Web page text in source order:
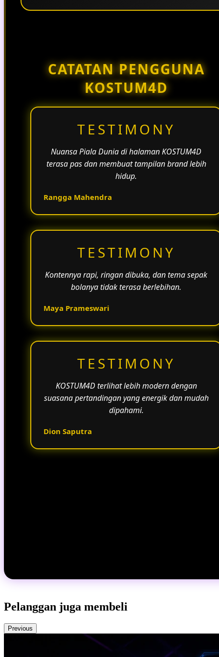
CATATAN PENGGUNA
KOSTUM4D
TESTIMONY
Nuansa Piala Dunia di halaman KOSTUM4D
terasa pas dan membuat tampilan brand lebih
hidup.
Rangga Mahendra
TESTIMONY
Kontennya rapi, ringan dibuka, dan tema sepak
bolanya tidak terasa berlebihan.
Maya Prameswari
TESTIMONY
KOSTUM4D terlihat lebih modern dengan
suasana pertandingan yang energik dan mudah
dipahami.
Dion Saputra
Pelanggan juga membeli
Previous